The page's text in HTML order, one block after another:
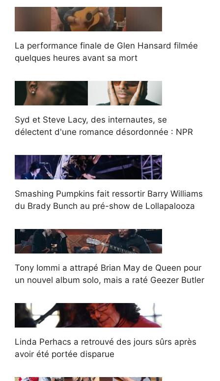
La performance finale de Glen Hansard filmée
quelques heures avant sa mort
Syd et Steve Lacy, des internautes, se
délectent d'une romance désordonnée : NPR
Smashing Pumpkins fait ressortir Barry Williams
du Brady Bunch au pré-show de Lollapalooza
Tony Iommi a attrapé Brian May de Queen pour
un nouvel album solo, mais a raté Geezer Butler
Linda Perhacs a retrouvé des jours sûrs après
avoir été portée disparue